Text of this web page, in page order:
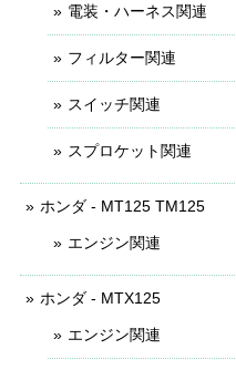
電装・ハーネス関連
フィルター関連
スイッチ関連
スプロケット関連
ホンダ - MT125 TM125
エンジン関連
ホンダ - MTX125
エンジン関連